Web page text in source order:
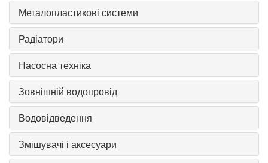
Металопластикові системи
Радіатори
Насосна техніка
Зовнішній водопровід
Водовідведення
Змішувачі і аксесуари